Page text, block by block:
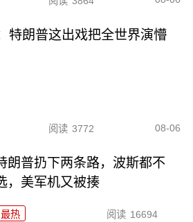
特朗普这出戏把全世界演懵
阅读 3772 08-06
朗普扔下两条路，波斯都不
，美军机又被揍
最热 阅读 16694